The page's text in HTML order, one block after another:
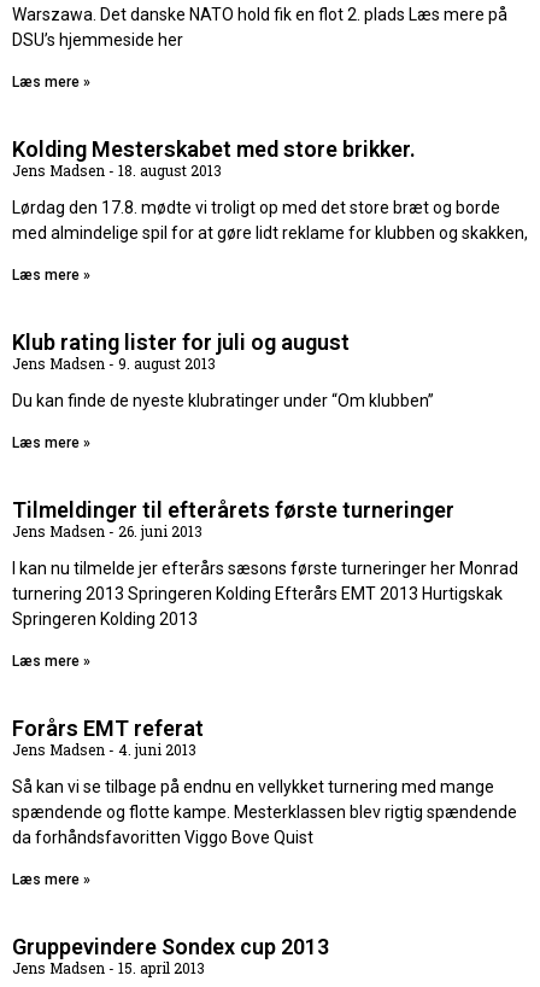
Warszawa. Det danske NATO hold fik en flot 2. plads Læs mere på
DSU’s hjemmeside her
Læs mere »
Kolding Mesterskabet med store brikker.
Jens Madsen
18. august 2013
Lørdag den 17.8. mødte vi troligt op med det store bræt og borde
med almindelige spil for at gøre lidt reklame for klubben og skakken,
Læs mere »
Klub rating lister for juli og august
Jens Madsen
9. august 2013
Du kan finde de nyeste klubratinger under “Om klubben”
Læs mere »
Tilmeldinger til efterårets første turneringer
Jens Madsen
26. juni 2013
I kan nu tilmelde jer efterårs sæsons første turneringer her Monrad
turnering 2013 Springeren Kolding Efterårs EMT 2013 Hurtigskak
Springeren Kolding 2013
Læs mere »
Forårs EMT referat
Jens Madsen
4. juni 2013
Så kan vi se tilbage på endnu en vellykket turnering med mange
spændende og flotte kampe. Mesterklassen blev rigtig spændende
da forhåndsfavoritten Viggo Bove Quist
Læs mere »
Gruppevindere Sondex cup 2013
Jens Madsen 15. april 2013